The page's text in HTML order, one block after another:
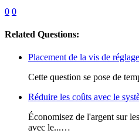
0 0
Related Questions:
Placement de la vis de
Cette question se pose de
Réduire les coûts avec le
Économisez de l'argent sur
avec le...…